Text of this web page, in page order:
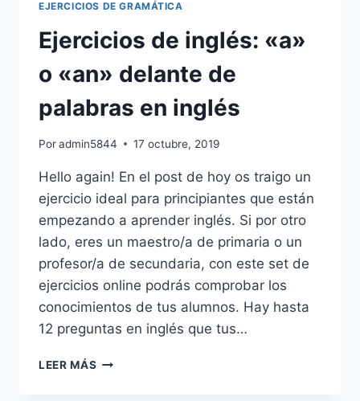
TEST
CON
AUTOCORRECIÓN
EJERCICIOS DE GRAMÁTICA
Ejercicios de inglés: «a»
o «an» delante de
palabras en inglés
Poradmin5844 17 octubre, 2019
Hello again! En el post de hoy os traigo un
ejercicio ideal para principiantes que están
empezando a aprender inglés. Si por otro
lado, eres un maestro/a de primaria o un
profesor/a de secundaria, con este set de
ejercicios online podrás comprobar los
conocimientos de tus alumnos. Hay hasta
12 preguntas en inglés que tus…
LEER MÁS EJERCICIOS